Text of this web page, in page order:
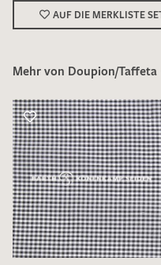
genommen und
AUF DIE MERKLISTE
Mehr von Doupion/